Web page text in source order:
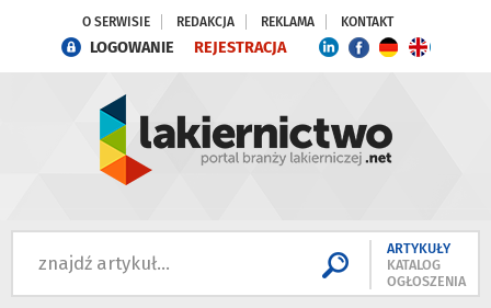
O SERWISIE REDAKCJA REKLAMA KONTAKT
LOGOWANIE REJESTRACJA
ARTYKUŁY
KATALOG
OGŁOSZENIA